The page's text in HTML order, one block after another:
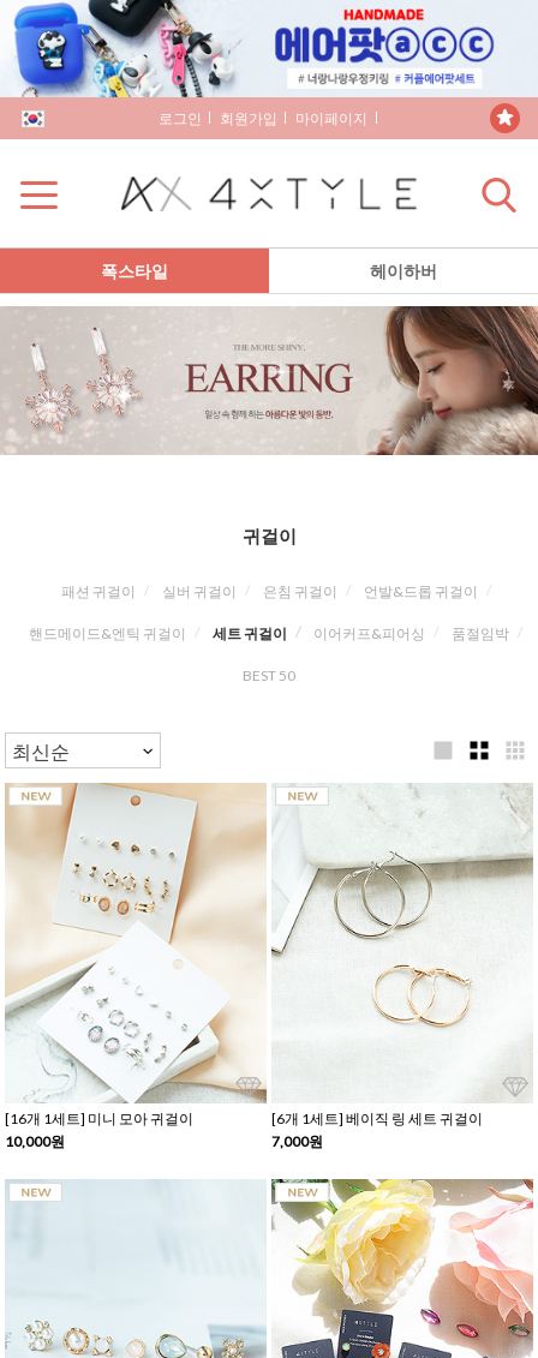
로그인 회원가입 마이페이지
폭스타일 헤이하버
귀걸이
패션 귀걸이 실버 귀걸이 은침 귀걸이 언발&드롭 귀걸이
핸드메이드&엔틱 귀걸이 세트 귀걸이 이어커프&피어싱 품절임박
BEST 50
[16개 1세트] 미니 모아 귀걸이
10,000원
[6개 1세트] 베이직 링 세트 귀걸이
7,000원